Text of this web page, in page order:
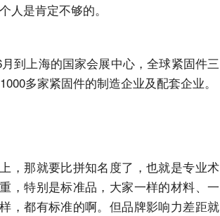
人是肯定不够的。
到上海的国家会展中心，全球紧固件三
多家紧固件的制造企业及配套企业。
，那就要比拼知名度了，也就是专业术
，特别是标准品，大家一样的材料、一
，都有标准的啊。但品牌影响力差距就